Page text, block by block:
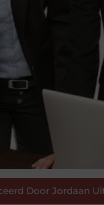
Door Jordaan